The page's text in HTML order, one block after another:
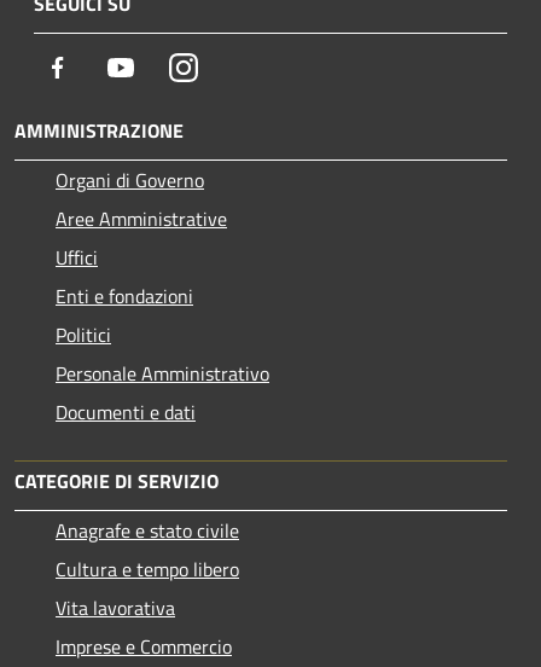
Facebook YoutubeInstagram
AMMINISTRAZIONE
Organi di Governo
Aree Amministrative
Uffici
Enti e fondazioni
Politici
Personale Amministrativo
Documenti e dati
CATEGORIE DI SERVIZIO
Anagrafe e stato civile
Cultura e tempo libero
Vita lavorativa
Imprese e Commercio